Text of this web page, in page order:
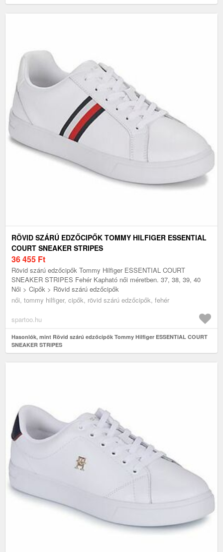
RÖVID SZÁRÚ EDZŐCIPŐK TOMMY HILFIGER ESSENTIAL
COURT SNEAKER STRIPES
36 455 Ft
Rövid szárú edzőcipők Tommy Hilfiger ESSENTIAL COURT
SNEAKER STRIPES Fehér Kapható női méretben. 37, 38, 39, 40
Női > Cipők > Rövid szárú edzőcipők
női, tommy hilfiger, cipők, rövid szárú edzőcipők, fehér
spartoo.hu
Hasonlók, mint Rövid szárú edzőcipők Tommy Hilfiger ESSENTIAL COURT
SNEAKER STRIPES